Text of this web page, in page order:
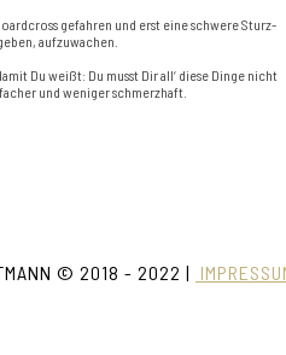
gefahren und erst eine schwere Sturz-
aufzuwachen.
Du weißt: Du musst Dir all‘ diese Dinge nicht
und weniger schmerzhaft.
© 2018 - 2022 |